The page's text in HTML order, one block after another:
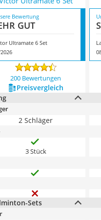
Bewertung
GUT
Ultramate 6 Set
200 Bewertungen
Preis­vergleich
2 Schläger
3 Stück
Sets